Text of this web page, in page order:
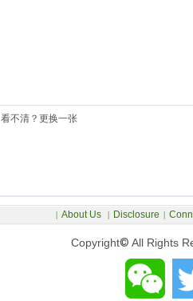
看不清？更换一张
Copyright© All Rights
| About Us | Disclosure |